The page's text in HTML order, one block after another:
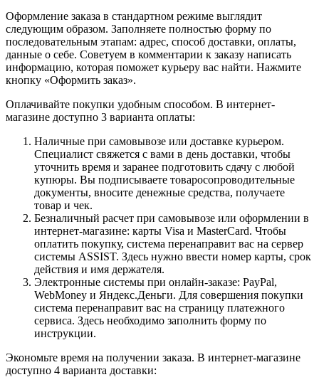
Оформление заказа в стандартном режиме выглядит
следующим образом. Заполняете полностью форму по
последовательным этапам: адрес, способ доставки, оплаты,
данные о себе. Советуем в комментарии к заказу написать
информацию, которая поможет курьеру вас найти. Нажмите
кнопку «Оформить заказ».
Оплачивайте покупки удобным способом. В интернет-
магазине доступно 3 варианта оплаты:
Наличные при самовывозе или доставке курьером.
Специалист свяжется с вами в день доставки, чтобы
уточнить время и заранее подготовить сдачу с любой
купюры. Вы подписываете товаросопроводительные
документы, вносите денежные средства, получаете
товар и чек.
Безналичный расчет при самовывозе или оформлении в
интернет-магазине: карты Visa и MasterCard. Чтобы
оплатить покупку, система перенаправит вас на сервер
системы ASSIST. Здесь нужно ввести номер карты, срок
действия и имя держателя.
Электронные системы при онлайн-заказе: PayPal,
WebMoney и Яндекс.Деньги. Для совершения покупки
система перенаправит вас на страницу платежного
сервиса. Здесь необходимо заполнить форму по
инструкции.
Экономьте время на получении заказа. В интернет-магазине
доступно 4 варианта доставки: